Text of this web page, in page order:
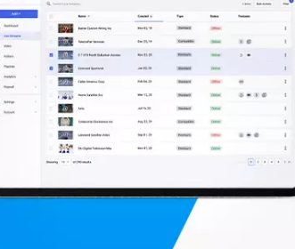
Análise de Vídeo
Monetização de Vídeo
Marketing em Vídeo